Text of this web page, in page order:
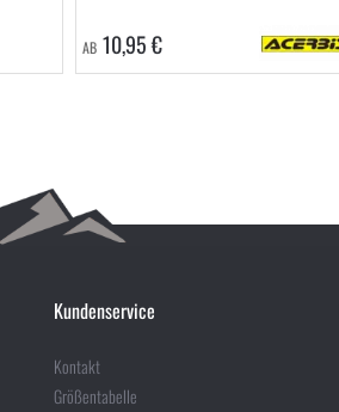
AB 10,95 €
Kundenservice
Kontakt
Größentabelle